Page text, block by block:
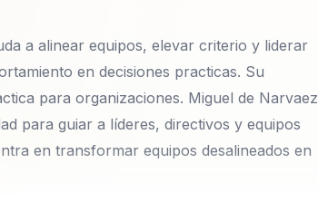
a alinear equipos, elevar criterio y liderar
en decisiones practicas. Su
para organizaciones. Miguel de Narvaez
para guiar a líderes, directivos y equipos
en transformar equipos desalineados en